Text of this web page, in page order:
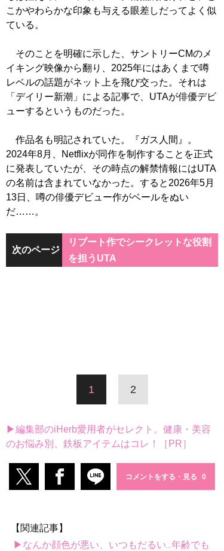
こかやわらかな印象も与える眼差しだってよく似
ている。
そのことを明確に示した、サントリーCMのメ
イキング映像から翻り、2025年にはあくまで噂
レベルの話題がネット上を飛び交った。それは
「デイリー新潮」による記事で、UTAが俳優デビ
ューするというものだった。
作品名も明記されていた。『ガス人間』。
2024年8月、Netflixが同作を制作することを正式
に発表していたが、その時点の解禁情報にはUTA
の名前は含まれていなかった。すると2026年5月
13日、噂の俳優デビュー作がベールをぬい
だ……。
次のページ
リブート作でシークレットな役割
を担うUTA
1 2
▶編集部のiHerb愛用者がセレクト。健康・美容
のお悩み別、鉄板アイテムはコレ！［PR］
コメントをする・見る
【関連記事】
▶なんか顔色が悪い、いつもだるい...年齢でも